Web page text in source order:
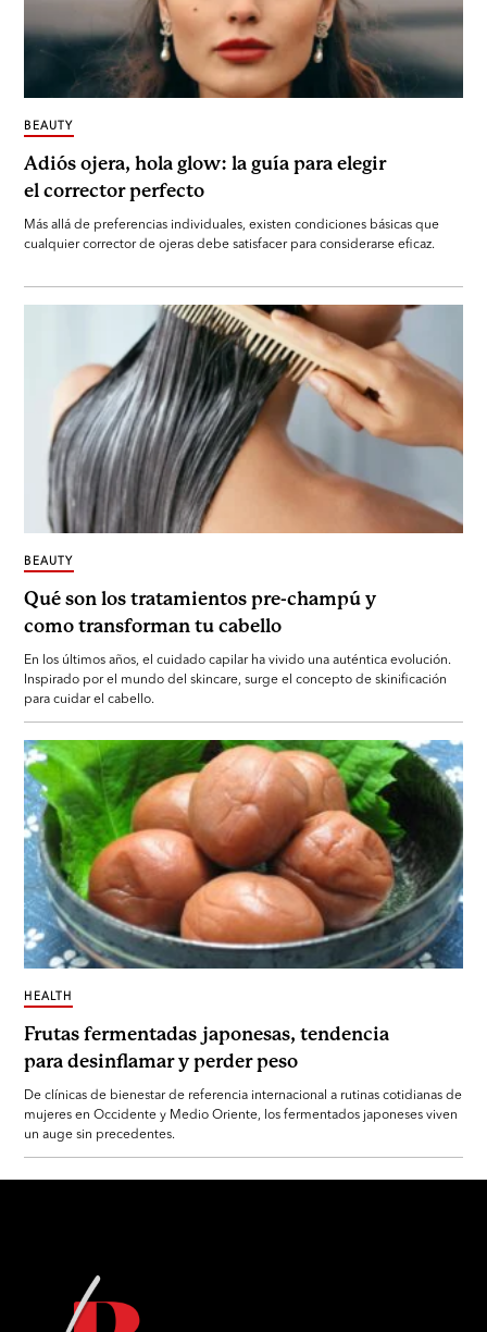
Adiós ojera, hola glow: la guía para elegir
el corrector perfecto
BEAUTY
Más allá de preferencias individuales, existen condiciones básicas que
cualquier corrector de ojeras debe satisfacer para considerarse eficaz.
Qué son los tratamientos pre-champú y
como transforman tu cabello
BEAUTY
En los últimos años, el cuidado capilar ha vivido una auténtica evolución.
Inspirado por el mundo del skincare, surge el concepto de skinificación
para cuidar el cabello.
Frutas fermentadas japonesas, tendencia
para desinflamar y perder peso
HEALTH
De clínicas de bienestar de referencia internacional a rutinas cotidianas de
mujeres en Occidente y Medio Oriente, los fermentados japoneses viven
un auge sin precedentes.